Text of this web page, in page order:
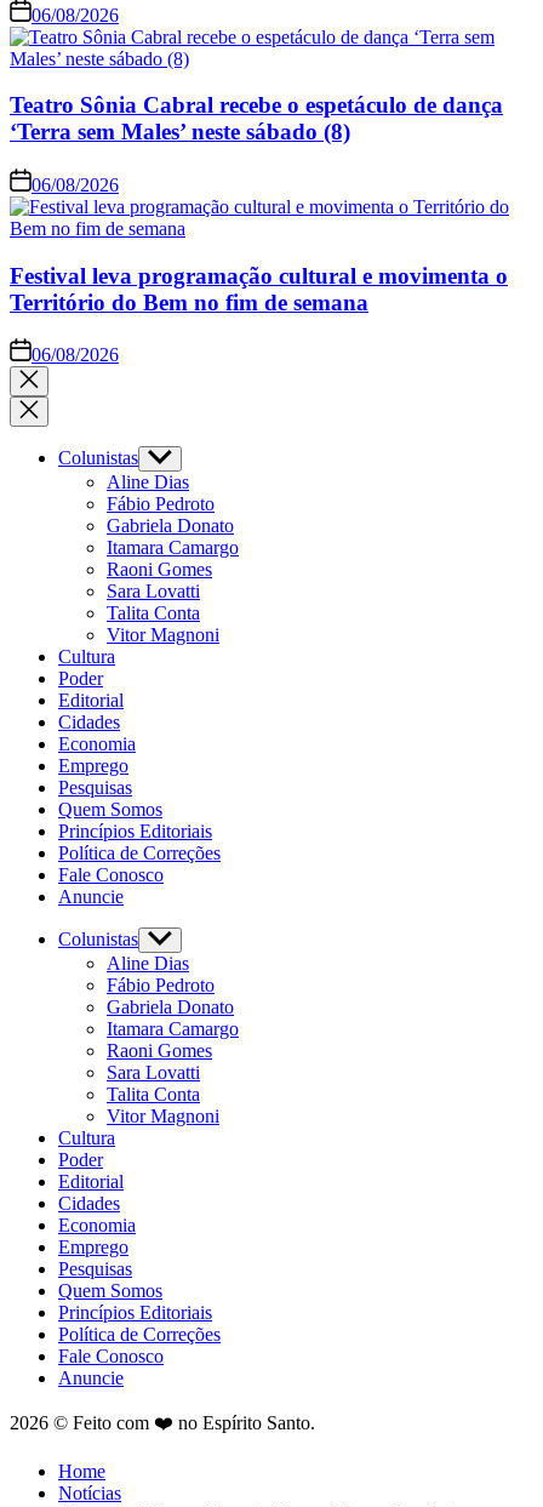
06/08/2026
Teatro Sônia Cabral recebe o espetáculo de dança
‘Terra sem Males’ neste sábado (8)
06/08/2026
Festival leva programação cultural e movimenta o
Território do Bem no fim de semana
06/08/2026
Colunistas
Aline Dias
Fábio Pedroto
Gabriela Donato
Itamara Camargo
Raoni Gomes
Sara Lovatti
Talita Conta
Vitor Magnoni
Cultura
Poder
Editorial
Cidades
Economia
Emprego
Pesquisas
Quem Somos
Princípios Editoriais
Política de Correções
Fale Conosco
Anuncie
Colunistas
Aline Dias
Fábio Pedroto
Gabriela Donato
Itamara Camargo
Raoni Gomes
Sara Lovatti
Talita Conta
Vitor Magnoni
Cultura
Poder
Editorial
Cidades
Economia
Emprego
Pesquisas
Quem Somos
Princípios Editoriais
Política de Correções
Fale Conosco
Anuncie
2026 © Feito com ❤️ no Espírito Santo.
Home
Notícias